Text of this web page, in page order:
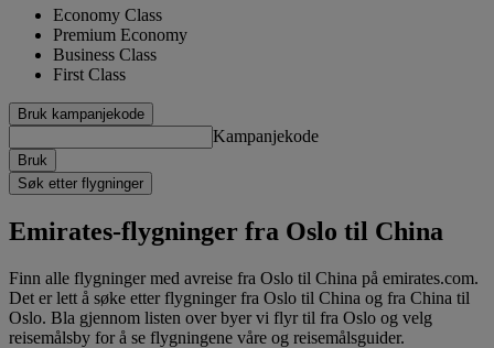
Economy Class
Premium Economy
Business Class
First Class
Bruk kampanjekode
Kampanjekode
Bruk
Søk etter flygninger
Emirates-flygninger fra Oslo til China
Finn alle flygninger med avreise fra Oslo til China på emirates.com.
Det er lett å søke etter flygninger fra Oslo til China ​​og fra China til
Oslo. Bla gjennom listen over byer vi flyr til fra Oslo og velg
reisemålsby for å se flygningene våre og reisemålsguider.